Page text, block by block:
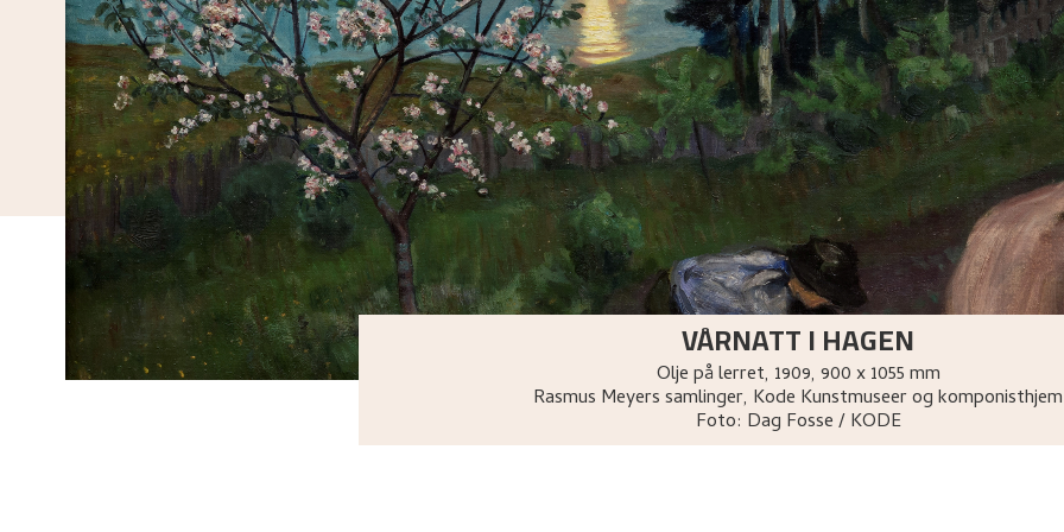
VÅRNATT I HAGEN
Olje på lerret, 1909, 900 x 1055 mm
Rasmus Meyers samlinger, Kode Kunstmuseer og komponisthjem
Foto: Dag Fosse / KODE